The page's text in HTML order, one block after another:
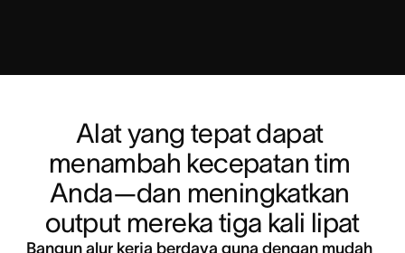
Alat yang tepat dapat
menambah kecepatan tim
Anda—dan meningkatkan
output mereka tiga kali lipat
Bangun alur kerja berdaya guna dengan mudah